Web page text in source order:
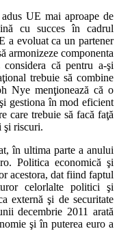
UE mai aproape de
cu succes în cadrul
a evoluat ca un partener
armonizeze componenta
că pentru a-şi
trebuie să combine
Nye menţionează că o
gestiona în mod eficient
care trebuie să facă faţă
şi riscuri.
în ultima parte a anului
Politica economică şi
acestora, dat fiind faptul
celorlalte politici şi
externă şi de securitate
decembrie 2011 arată
şi în puterea euro a